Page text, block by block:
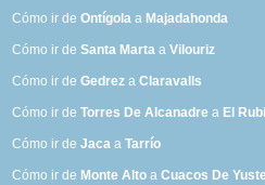
Cómo ir deOntígola a Majadahonda
Cómo ir deSanta Marta aVilouriz
Cómo ir deGedrez aClaravalls
Cómo ir deTorres De Alcanadre a El
Cómo ir deJaca aTarrío
Cómo ir de Monte Alto aCuacos De Yuste